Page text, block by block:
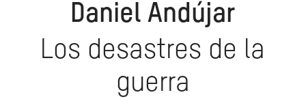
Daniel Andújar
Los desastres de la
guerra